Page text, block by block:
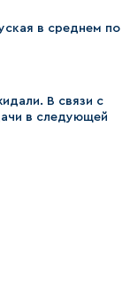
в среднем по
В связи с
в следующей